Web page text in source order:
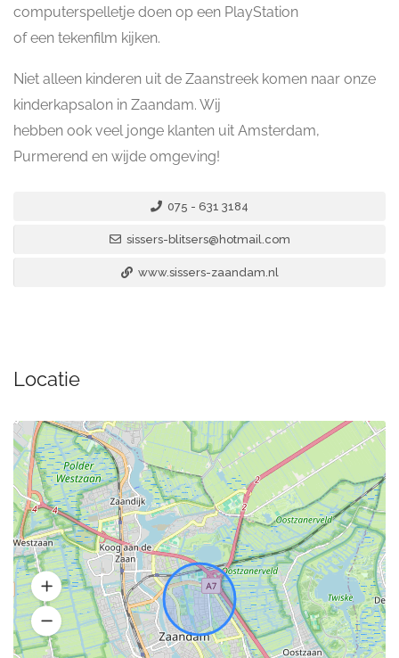
computerspelletje doen op een PlayStation
of een tekenfilm kijken.
Niet alleen kinderen uit de Zaanstreek komen naar onze
kinderkapsalon in Zaandam. Wij
hebben ook veel jonge klanten uit Amsterdam,
Purmerend en wijde omgeving!
075 - 631 3184
sissers-blitsers@hotmail.com
www.sissers-zaandam.nl
Locatie